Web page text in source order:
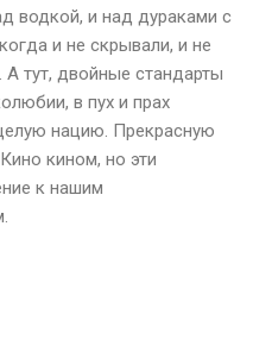
водкой, и над дураками с
и не скрывали, и не
тут, двойные стандарты
в пух и прах
нацию. Прекрасную
кином, но эти
к нашим